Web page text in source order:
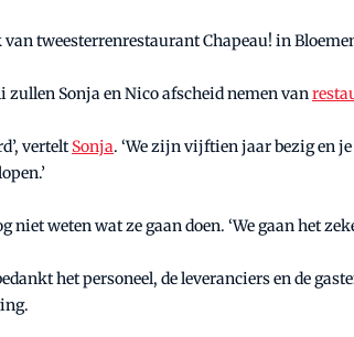
van tweesterrenrestaurant Chapeau! in
zullen Sonja en Nico afscheid nemen van
verteltSonja. ‘We zijn vijftien jaar bezig en
niet weten wat ze gaan doen. ‘We gaan het
het personeel, de leveranciers en de